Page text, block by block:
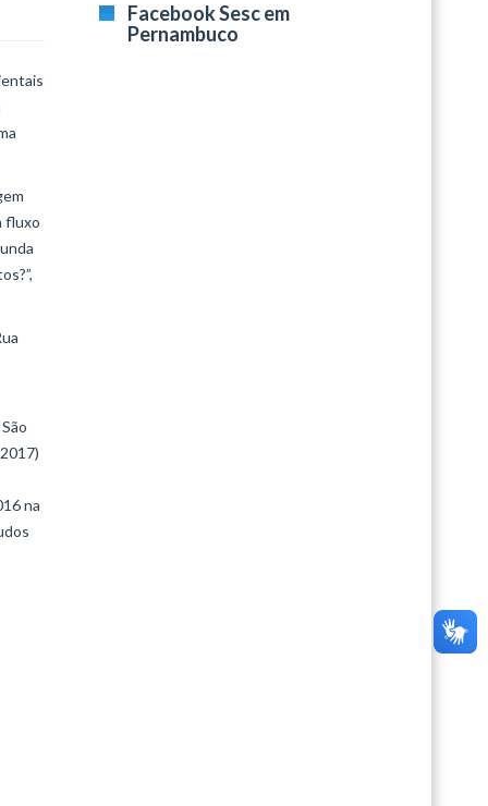
fluxo
na
Facebook Sesc em
Pernambuco